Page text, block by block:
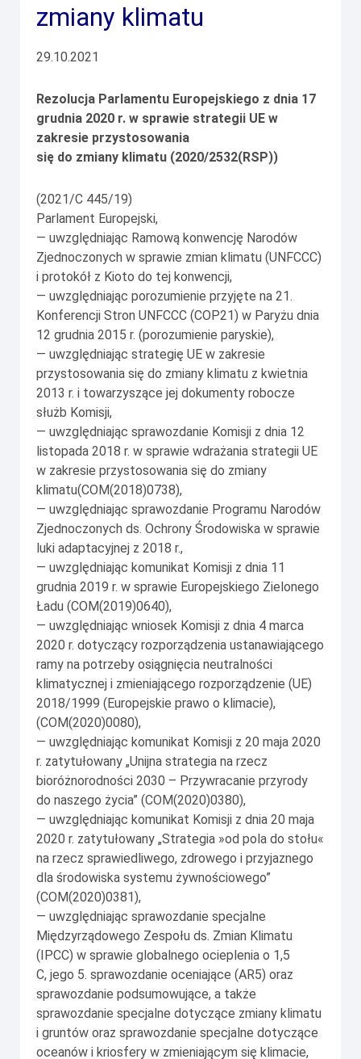
zmiany klimatu
29.10.2021
Rezolucja Parlamentu Europejskiego z dnia 17
grudnia 2020 r. w sprawie strategii UE w
zakresie przystosowania
się do zmiany klimatu (2020/2532(RSP))
(2021/C 445/19)
Parlament Europejski,
— uwzględniając Ramową konwencję Narodów
Zjednoczonych w sprawie zmian klimatu (UNFCCC)
i protokół z Kioto do tej konwencji,
— uwzględniając porozumienie przyjęte na 21.
Konferencji Stron UNFCCC (COP21) w Paryżu dnia
12 grudnia 2015 r. (porozumienie paryskie),
— uwzględniając strategię UE w zakresie
przystosowania się do zmiany klimatu z kwietnia
2013 r. i towarzyszące jej dokumenty robocze
służb Komisji,
— uwzględniając sprawozdanie Komisji z dnia 12
listopada 2018 r. w sprawie wdrażania strategii UE
w zakresie przystosowania się do zmiany
klimatu(COM(2018)0738),
— uwzględniając sprawozdanie Programu Narodów
Zjednoczonych ds. Ochrony Środowiska w sprawie
luki adaptacyjnej z 2018 r.,
— uwzględniając komunikat Komisji z dnia 11
grudnia 2019 r. w sprawie Europejskiego Zielonego
Ładu (COM(2019)0640),
— uwzględniając wniosek Komisji z dnia 4 marca
2020 r. dotyczący rozporządzenia ustanawiającego
ramy na potrzeby osiągnięcia neutralności
klimatycznej i zmieniającego rozporządzenie (UE)
2018/1999 (Europejskie prawo o klimacie),
(COM(2020)0080),
— uwzględniając komunikat Komisji z 20 maja 2020
r. zatytułowany „Unijna strategia na rzecz
bioróżnorodności 2030 – Przywracanie przyrody
do naszego życia” (COM(2020)0380),
— uwzględniając komunikat Komisji z dnia 20 maja
2020 r. zatytułowany „Strategia »od pola do stołu«
na rzecz sprawiedliwego, zdrowego i przyjaznego
dla środowiska systemu żywnościowego”
(COM(2020)0381),
— uwzględniając sprawozdanie specjalne
Międzyrządowego Zespołu ds. Zmian Klimatu
(IPCC) w sprawie globalnego ocieplenia o 1,5
C, jego 5. sprawozdanie oceniające (AR5) oraz
sprawozdanie podsumowujące, a także
sprawozdanie specjalne dotyczące zmiany klimatu
i gruntów oraz sprawozdanie specjalne dotyczące
oceanów i kriosfery w zmieniającym się klimacie,